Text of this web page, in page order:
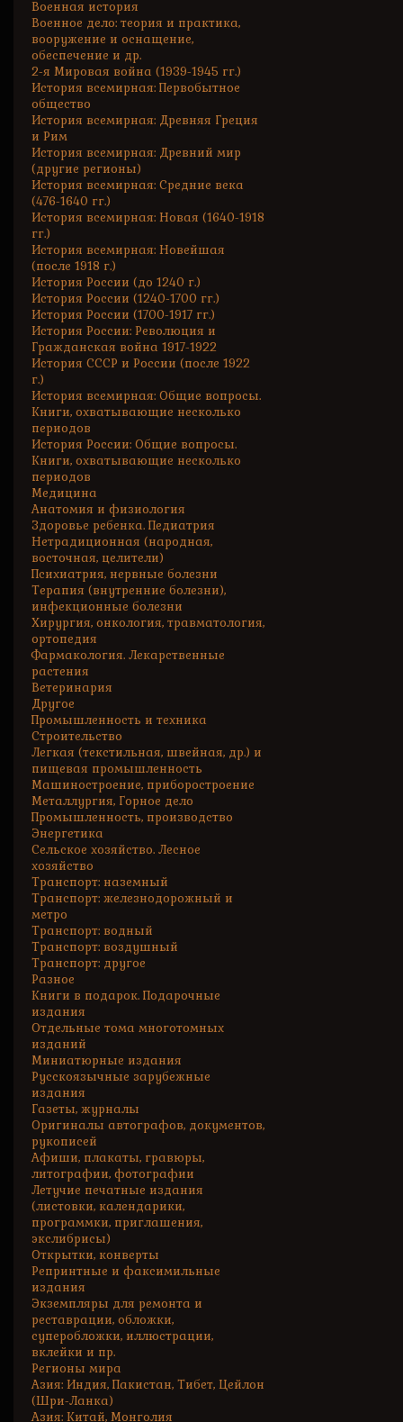
Военная история
Военное дело: теория и практика,
вооружение и оснащение,
обеспечение и др.
2-я Мировая война (1939-1945 гг.)
История всемирная: Первобытное
общество
История всемирная: Древняя Греция
и Рим
История всемирная: Древний мир
(другие регионы)
История всемирная: Средние века
(476-1640 гг.)
История всемирная: Новая (1640-1918
гг.)
История всемирная: Новейшая
(после 1918 г.)
История России (до 1240 г.)
История России (1240-1700 гг.)
История России (1700-1917 гг.)
История России: Революция и
Гражданская война 1917-1922
История СССР и России (после 1922
г.)
История всемирная: Общие вопросы.
Книги, охватывающие несколько
периодов
История России: Общие вопросы.
Книги, охватывающие несколько
периодов
Медицина
Анатомия и физиология
Здоровье ребенка. Педиатрия
Нетрадиционная (народная,
восточная, целители)
Психиатрия, нервные болезни
Терапия (внутренние болезни),
инфекционные болезни
Хирургия, онкология, травматология,
ортопедия
Фармакология. Лекарственные
растения
Ветеринария
Другое
Промышленность и техника
Строительство
Легкая (текстильная, швейная, др.) и
пищевая промышленность
Машиностроение, приборостроение
Металлургия, Горное дело
Промышленность, производство
Энергетика
Сельское хозяйство. Лесное
хозяйство
Транспорт: наземный
Транспорт: железнодорожный и
метро
Транспорт: водный
Транспорт: воздушный
Транспорт: другое
Разное
Книги в подарок. Подарочные
издания
Отдельные тома многотомных
изданий
Миниатюрные издания
Русскоязычные зарубежные
издания
Газеты, журналы
Оригиналы автографов, документов,
рукописей
Афиши, плакаты, гравюры,
литографии, фотографии
Летучие печатные издания
(листовки, календарики,
программки, приглашения,
экслибрисы)
Открытки, конверты
Репринтные и факсимильные
издания
Экземпляры для ремонта и
реставрации, обложки,
суперобложки, иллюстрации,
вклейки и пр.
Регионы мира
Азия: Индия, Пакистан, Тибет, Цейлон
(Шри-Ланка)
Азия: Китай, Монголия